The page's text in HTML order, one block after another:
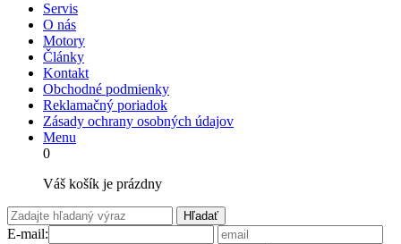
Servis
O nás
Motory
Články
Kontakt
Obchodné podmienky
Reklamačný poriadok
Zásady ochrany osobných údajov
Menu
0
Váš košík je prázdny
Hľadať
E-mail: